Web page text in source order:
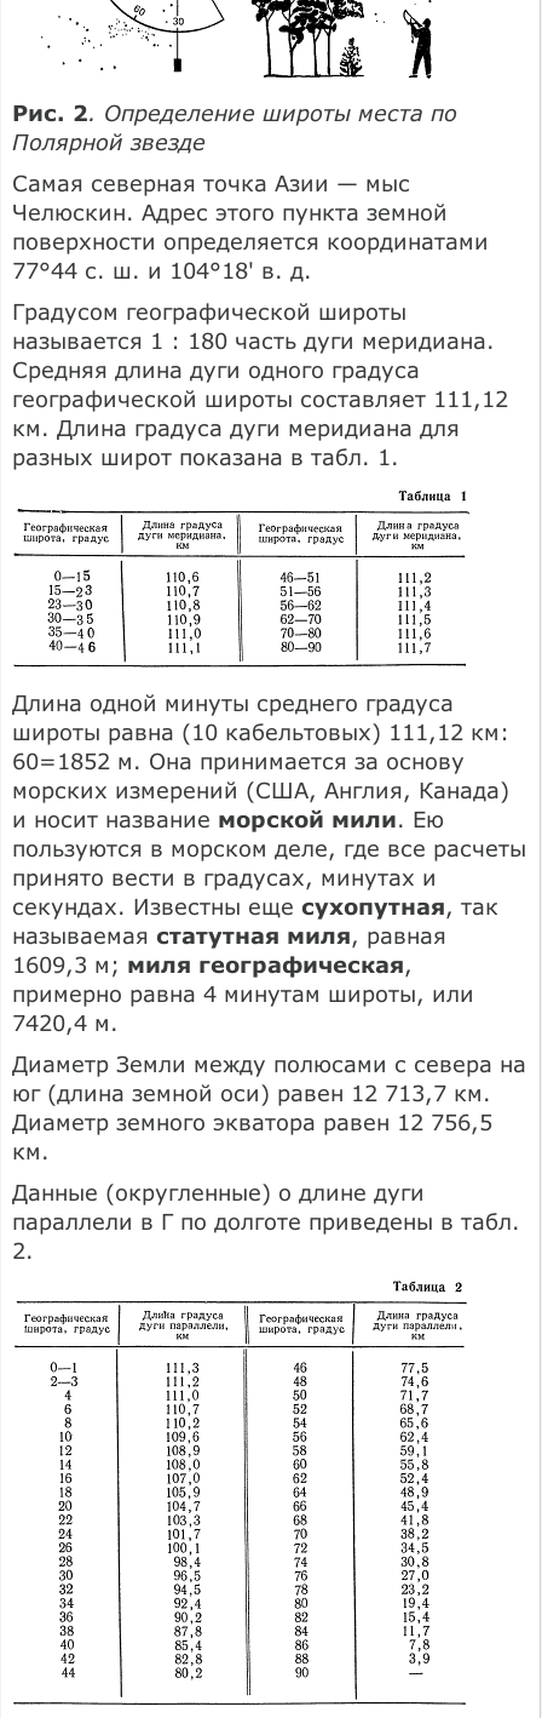
Рис. 2. Определение широты места по
Полярной звезде
Самая северная точка Азии — мыс
Челюскин. Адрес этого пункта земной
поверхности определяется координатами
77°44 с. ш. и 104°18' в. д.
Градусом географической широты
называется 1 : 180 часть дуги меридиана.
Средняя длина дуги одного градуса
географической широты составляет 111,12
км. Длина градуса дуги меридиана для
разных широт показана в табл. 1.
Длина одной минуты среднего градуса
широты равна (10 кабельтовых) 111,12 км:
60=1852 м. Она принимается за основу
морских измерений (США, Англия, Канада)
и носит название морской мили. Ею
пользуются в морском деле, где все расчеты
принято вести в градусах, минутах и
секундах. Известны еще сухопутная, так
называемая статутная миля, равная
1609,3 м; миля географическая,
примерно равна 4 минутам широты, или
7420,4 м.
Диаметр Земли между полюсами с севера на
юг (длина земной оси) равен 12 713,7 км.
Диаметр земного экватора равен 12 756,5
км.
Данные (округленные) о длине дуги
параллели в Г по долготе приведены в табл.
2.